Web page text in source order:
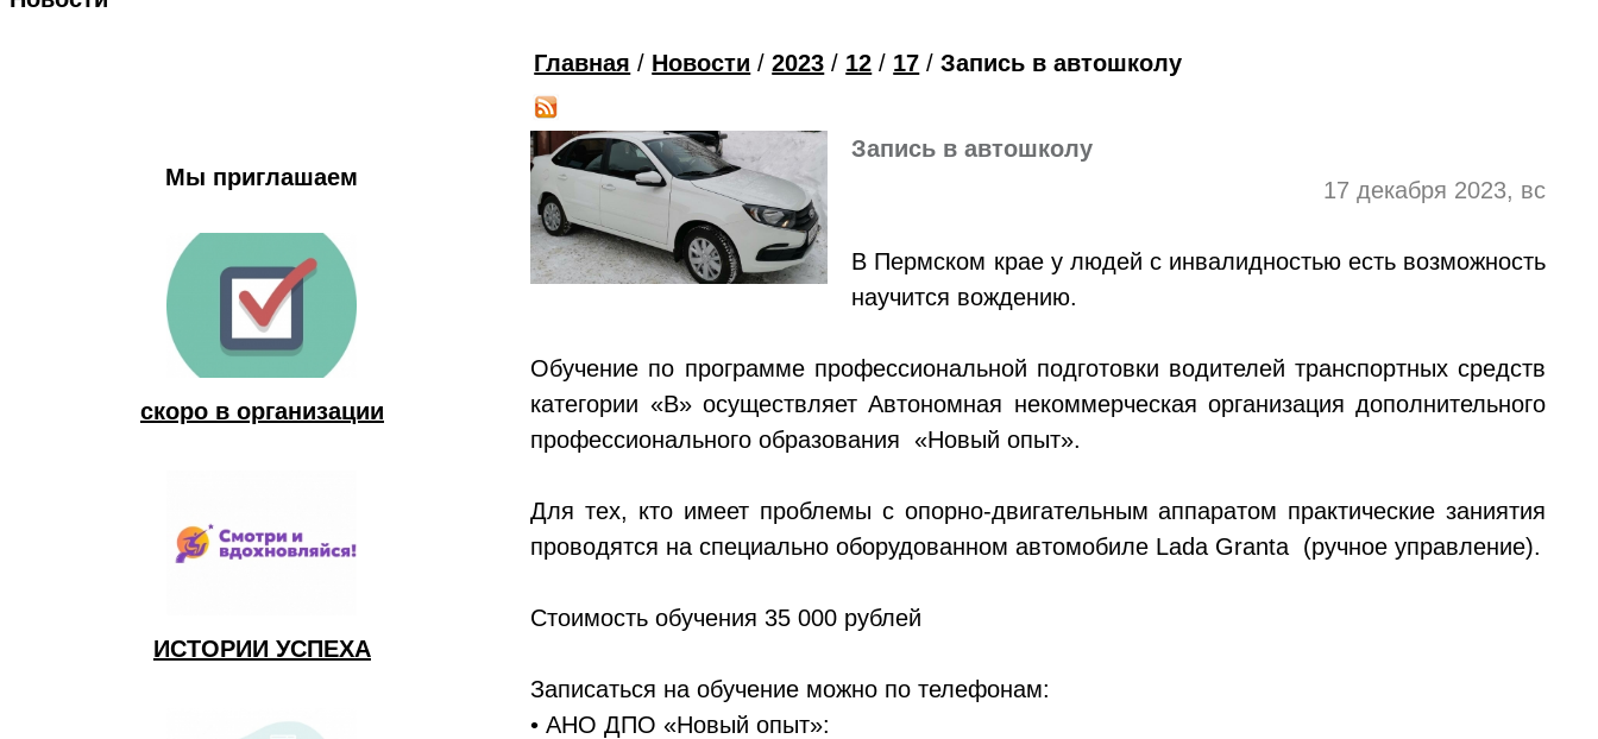
Главная / Новости /2023 / 12 / 17 /Запись в автошколу
Запись в автошколу
17 декабря 2023, вс
В Пермском крае у людей с инвалидностью есть возможность
научится вождению.
Обучение по программе профессиональной подготовки водителей транспортных средств
категории «В» осуществляет Автономная некоммерческая организация дополнительного
профессионального образования «Новый опыт».
Для тех, кто имеет проблемы с опорно-двигательным аппаратом практические заниятия
проводятся на специально оборудованном автомобиле Lada Granta (ручное управление).
Стоимость обучения 35 000 рублей
Записаться на обучение можно по телефонам:
• АНО ДПО «Новый опыт»:
Мы приглашаем
скоро в организации
ИСТОРИИ УСПЕХА